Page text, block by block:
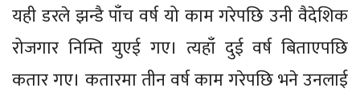
यही डरले झन्डै पाँच वर्ष यो काम गरेपछि उनी वैदेशिक
रोजगार निम्ति युएई गए। त्यहाँ दुई वर्ष बिताएपछि
कतार गए। कतारमा तीन वर्ष काम गरेपछि भने उनलाई